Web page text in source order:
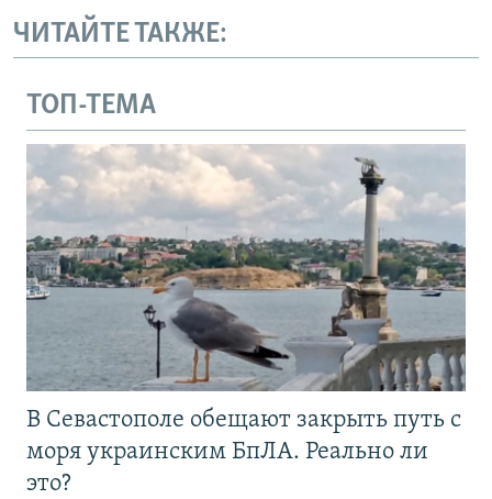
ЧИТАЙТЕ ТАКЖЕ:
ТОП-ТЕМА
В Севастополе обещают закрыть путь с
моря украинским БпЛА. Реально ли
это?